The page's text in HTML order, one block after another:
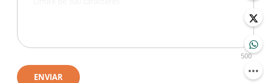
500
ENVIAR